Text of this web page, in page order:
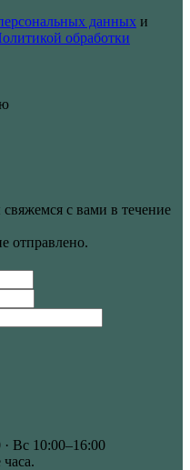
данных и
обработки
с вами в течение
отправлено.
Вс 10:00–16:00